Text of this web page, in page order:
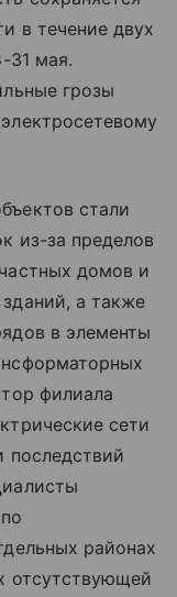
в течение двух
31 мая.
грозы
стали
из-за пределов
домов и
а также
в элементы
филиала
сети
последствий
районах
отсутствующей